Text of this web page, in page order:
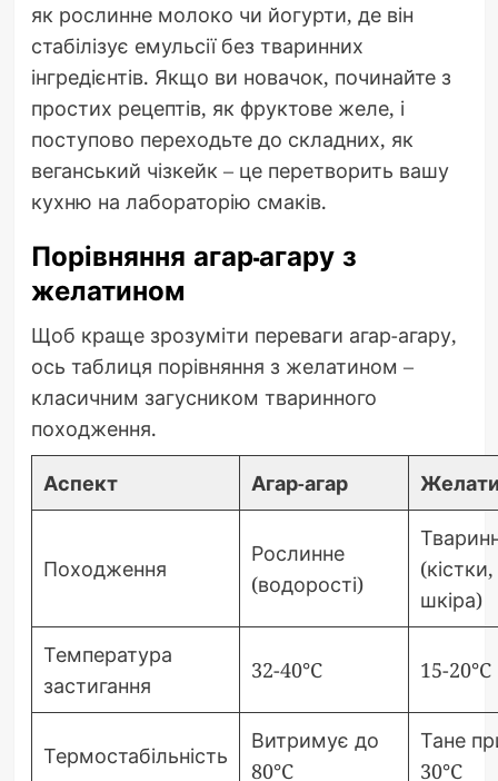
як рослинне молоко чи йогурти, де він
стабілізує емульсії без тваринних
інгредієнтів. Якщо ви новачок, починайте з
простих рецептів, як фруктове желе, і
поступово переходьте до складних, як
веганський чізкейк – це перетворить вашу
кухню на лабораторію смаків.
Порівняння агар-агару з
желатином
Щоб краще зрозуміти переваги агар-агару,
ось таблиця порівняння з желатином –
класичним загусником тваринного
походження.
Аспект Агар-агар
Походження
Рослинне
(водорості)
(кістки,
шкіра)
Температура
застигання
32-40°C 15-20°C
Термостабільність
Витримує до
80°C
Тане
30°C